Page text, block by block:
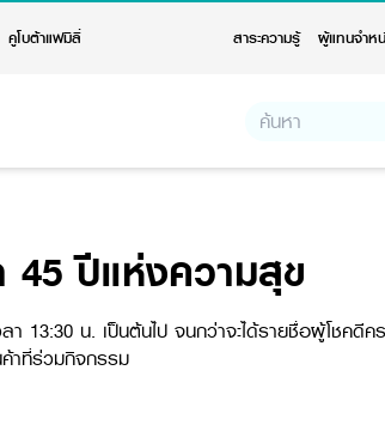
คูโบต้าแฟมิลี่ สาระความรู้ ผู้แทนจำห
45 ปีแห่งความสุข
น. เป็นต้นไป จนกว่าจะได้รายชื่อผู้โชคดีค
าที่ร่วมกิจกรรม